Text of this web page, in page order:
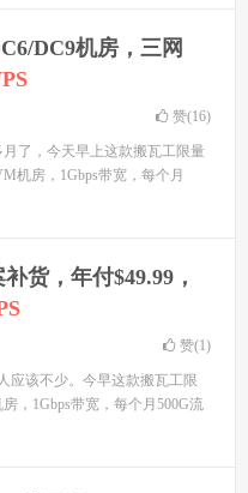
DC9机房，三网
赞(16)
了，今天早上这款搬瓦工限量
机房，1Gbps带宽，每个月
货，年付$49.99，
赞(1)
应该不少。今早这款搬瓦工限
，1Gbps带宽，每个月500G流